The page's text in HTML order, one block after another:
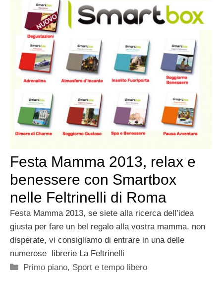
Festa Mamma 2013, relax e
benessere con Smartbox
nelle Feltrinelli di Roma
Festa Mamma 2013, se siete alla ricerca dell’idea
giusta per fare un bel regalo alla vostra mamma, non
disperate, vi consigliamo di entrare in una delle
numerose librerie La Feltrinelli
Categorie
Primo piano, Sport e tempo libero